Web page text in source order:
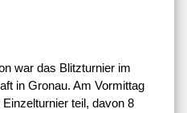
war das Blitzturnier im
in Gronau. Am Vormittag
teil, davon 8